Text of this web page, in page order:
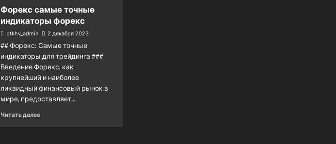
Форекс самые точные
индикаторы форекс
btkhv_admin 2 декабря 2023
## Форекс: Самые точные
индикаторы для трейдинга ###
Введение Форекс, как
крупнейший и наиболее
ликвидный финансовый рынок в
мире, предоставляет...
Читать далее